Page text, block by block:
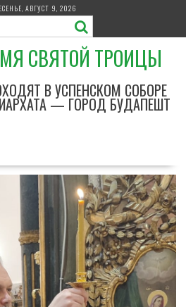
АВГУСТ 9, 2026
СВЯТОЙ ТРОИЦЫ
В УСПЕНСКОМ СОБОРЕ
— ГОРОД БУДАПЕШТ